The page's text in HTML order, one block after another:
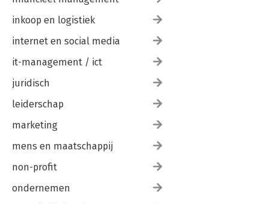
inkoop en logistiek
internet en social media
it-management / ict
juridisch
leiderschap
marketing
mens en maatschappij
non-profit
ondernemen